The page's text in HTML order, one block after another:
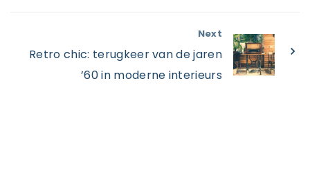
Next
Retro chic: terugkeer van de jaren
’60 in moderne interieurs